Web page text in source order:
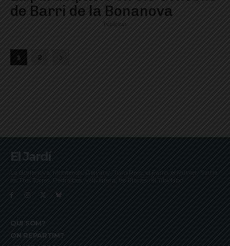
de Barri de la Bonanova
Publicitat
1 2
El Jardí
La Bonanova, Monterols, Galvany, Turó Parc, el Farró, el Putxet, Sarrià,
les Tres Torres, Pedralbes, Vallvidrera, les Planes i el Tibidabo
QUI SOM?
ON REPARTIM?